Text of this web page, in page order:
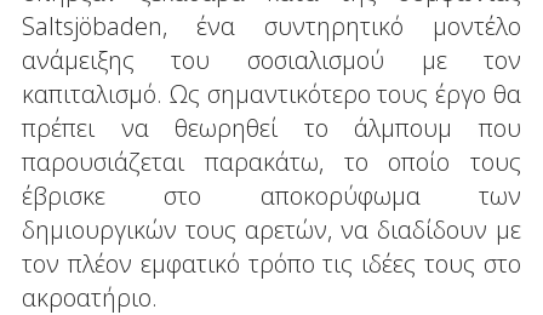
Saltsjöbaden, ένα συντηρητικό μοντέλο
ανάμειξης του σοσιαλισμού με τον
καπιταλισμό. Ως σημαντικότερο τους έργο θα
πρέπει να θεωρηθεί το άλμπουμ που
παρουσιάζεται παρακάτω, το οποίο τους
έβρισκε στο αποκορύφωμα των
δημιουργικών τους αρετών, να διαδίδουν με
τον πλέον εμφατικό τρόπο τις ιδέες τους στο
ακροατήριο.